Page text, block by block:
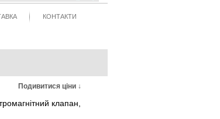
КОНТАКТИ
Подивитися ціни ↓
клапан,